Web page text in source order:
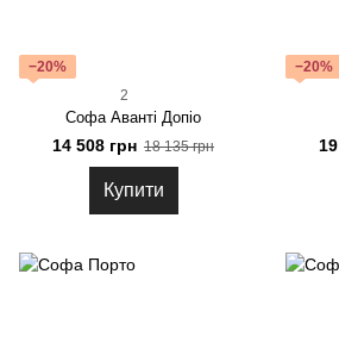
−20%
2
Софа Аванті Допіо
14 508 грн 18 135 грн
Купити
−20%